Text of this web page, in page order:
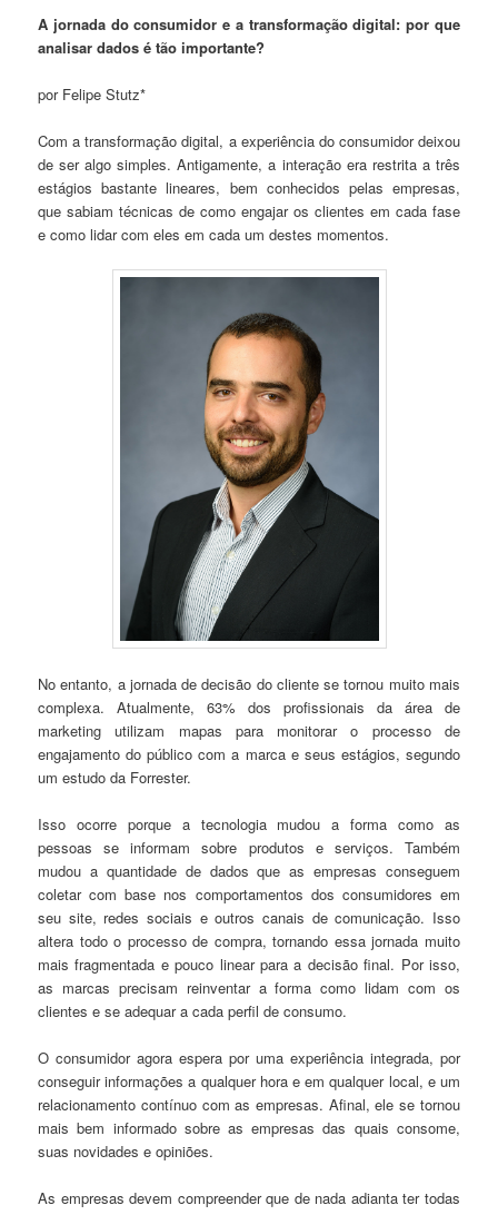
A jornada do consumidor e a transformação digital: por que
analisar dados é tão importante?
por Felipe Stutz*
Com a transformação digital, a experiência do consumidor deixou
de ser algo simples. Antigamente, a interação era restrita a três
estágios bastante lineares, bem conhecidos pelas empresas,
que sabiam técnicas de como engajar os clientes em cada fase
e como lidar com eles em cada um destes momentos.
No entanto, a jornada de decisão do cliente se tornou muito mais
complexa. Atualmente, 63% dos profissionais da área de
marketing utilizam mapas para monitorar o processo de
engajamento do público com a marca e seus estágios, segundo
um estudo da Forrester.
Isso ocorre porque a tecnologia mudou a forma como as
pessoas se informam sobre produtos e serviços. Também
mudou a quantidade de dados que as empresas conseguem
coletar com base nos comportamentos dos consumidores em
seu site, redes sociais e outros canais de comunicação. Isso
altera todo o processo de compra, tornando essa jornada muito
mais fragmentada e pouco linear para a decisão final. Por isso,
as marcas precisam reinventar a forma como lidam com os
clientes e se adequar a cada perfil de consumo.
O consumidor agora espera por uma experiência integrada, por
conseguir informações a qualquer hora e em qualquer local, e um
relacionamento contínuo com as empresas. Afinal, ele se tornou
mais bem informado sobre as empresas das quais consome,
suas novidades e opiniões.
As empresas devem compreender que de nada adianta ter todas